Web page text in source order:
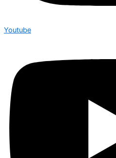
Youtube